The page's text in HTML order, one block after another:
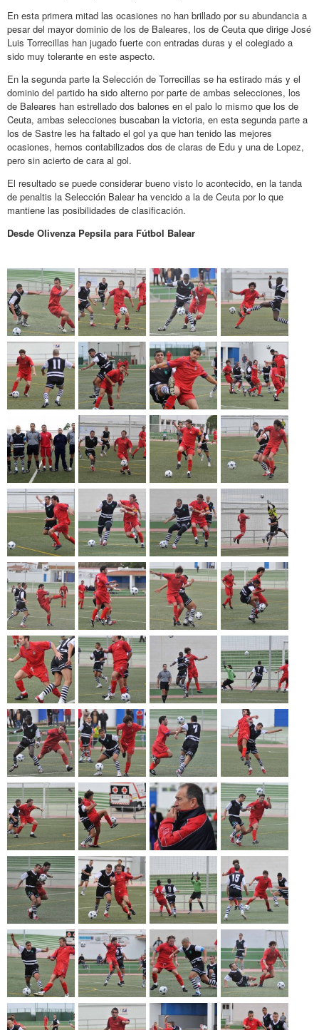
En esta primera mitad las ocasiones no han brillado por su abundancia a
pesar del mayor dominio de los de Baleares, los de Ceuta que dirige José
Luis Torrecillas han jugado fuerte con entradas duras y el colegiado a
sido muy tolerante en este aspecto.
En la segunda parte la Selección de Torrecillas se ha estirado más y el
dominio del partido ha sido alterno por parte de ambas selecciones, los
de Baleares han estrellado dos balones en el palo lo mismo que los de
Ceuta, ambas selecciones buscaban la victoria, en esta segunda parte a
los de Sastre les ha faltado el gol ya que han tenido las mejores
ocasiones, hemos contabilizados dos de claras de Edu y una de Lopez,
pero sin acierto de cara al gol.
El resultado se puede considerar bueno visto lo acontecido, en la tanda
de penaltis la Selección Balear ha vencido a la de Ceuta por lo que
mantiene las posibilidades de clasificación.
Desde Olivenza Pepsila para Fútbol Balear